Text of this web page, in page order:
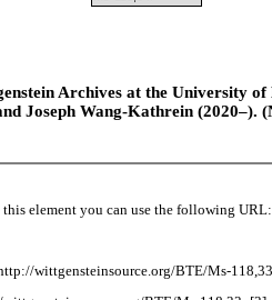
Archives at the University
Joseph Wang-Kathrein (2020–).
this element you can use the following URL:
wittgensteinsource.org/BTE/Ms-